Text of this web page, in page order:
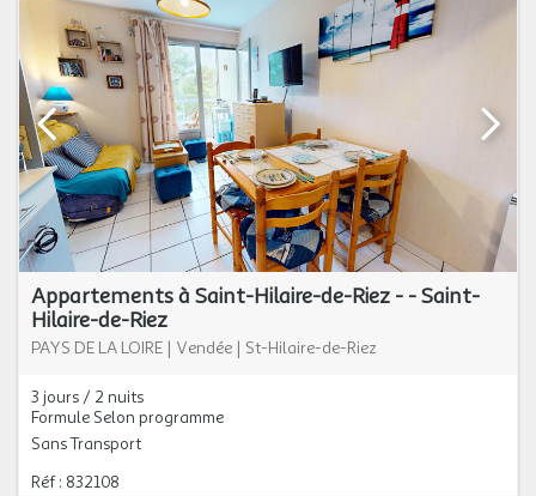
Appartements à Saint-Hilaire-de-Riez - - Saint-
Hilaire-de-Riez
PAYS DE LA LOIRE | Vendée | St-Hilaire-de-Riez
3 jours / 2 nuits
Formule Selon programme
Sans Transport
Réf : 832108